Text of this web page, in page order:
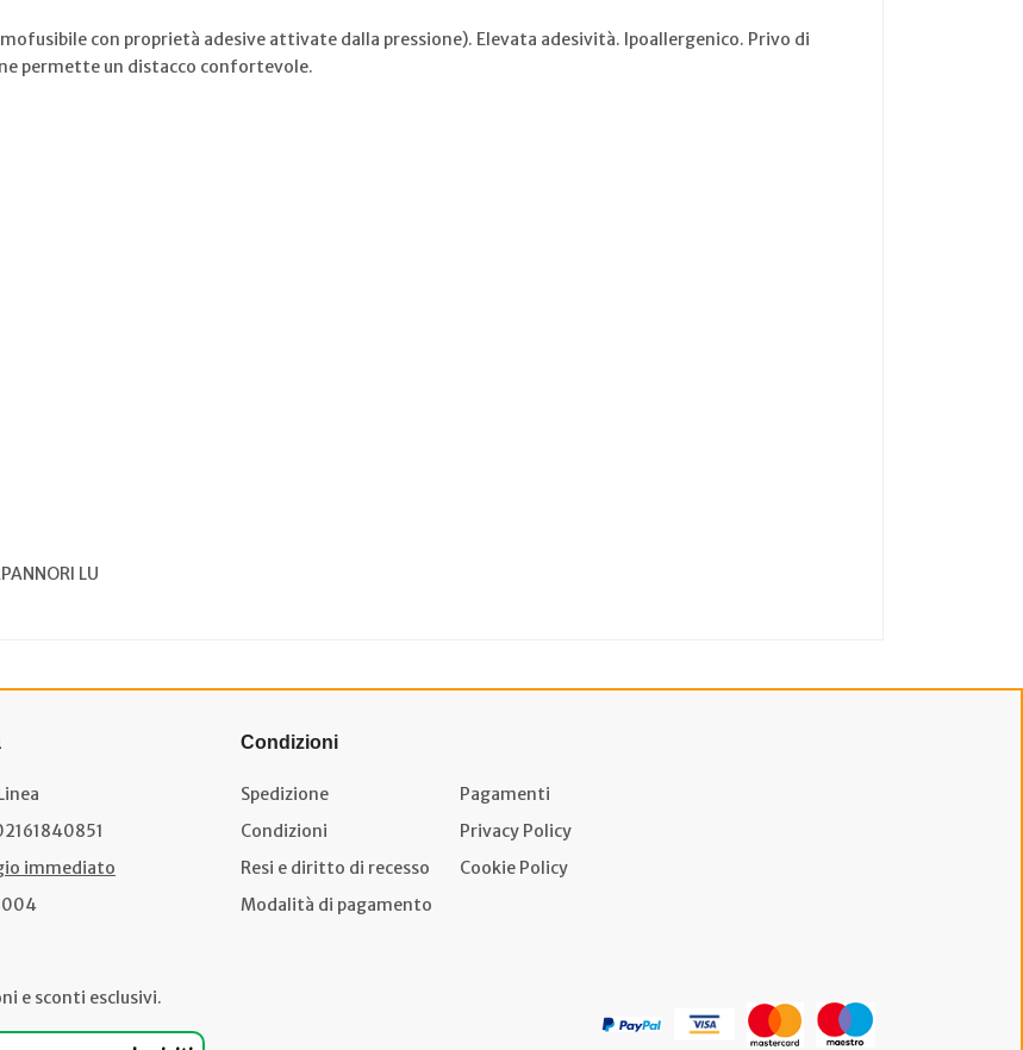
con proprietà adesive attivate dalla pressione). Elevata adesività. Ipoallergenico. Privo di
permette un distacco confortevole.
LU
immediato
Condizioni
Spedizione
Pagamenti
Condizioni
Privacy Policy
Resi e diritto di recesso
Cookie Policy
Modalità di pagamento
e sconti esclusivi.